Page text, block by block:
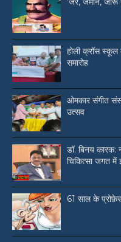
होली क्रॉस स्कूल
समारोह
ओमकार संगीत
उत्सव
डॉ. बिनय कारक:
चिकित्सा जगत में
61 साल के